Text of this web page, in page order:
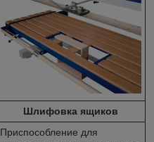
Шлифовка ящиков​
Приспособление для